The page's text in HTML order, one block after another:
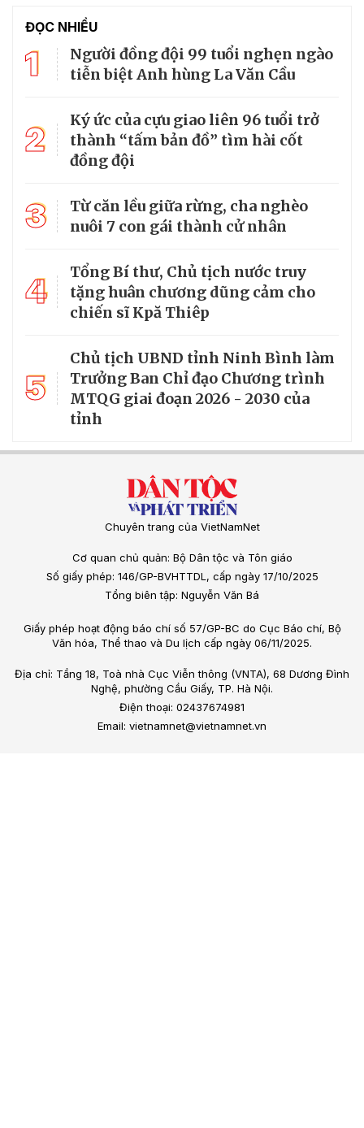
ĐỌC NHIỀU
1
Người đồng đội 99 tuổi nghẹn ngào
tiễn biệt Anh hùng La Văn Cầu
2
Ký ức của cựu giao liên 96 tuổi trở
thành “tấm bản đồ” tìm hài cốt
đồng đội
3
Từ căn lều giữa rừng, cha nghèo
nuôi 7 con gái thành cử nhân
4
Tổng Bí thư, Chủ tịch nước truy
tặng huân chương dũng cảm cho
chiến sĩ Kpă Thiêp
5
Chủ tịch UBND tỉnh Ninh Bình làm
Trưởng Ban Chỉ đạo Chương trình
MTQG giai đoạn 2026 - 2030 của
tỉnh
Chuyên trang của VietNamNet
Cơ quan chủ quản: Bộ Dân tộc và Tôn giáo
Số giấy phép: 146/GP-BVHTTDL, cấp ngày 17/10/2025
Tổng biên tập: Nguyễn Văn Bá
Giấy phép hoạt động báo chí số 57/GP-BC do Cục Báo chí, Bộ
Văn hóa, Thể thao và Du lịch cấp ngày 06/11/2025.
Địa chỉ: Tầng 18, Toà nhà Cục Viễn thông (VNTA), 68 Dương Đình
Nghệ, phường Cầu Giấy, TP. Hà Nội.
Điện thoại: 02437674981
Email: vietnamnet@vietnamnet.vn